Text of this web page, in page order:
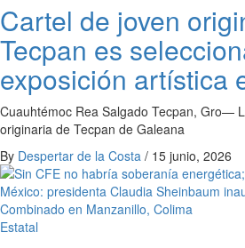
Cartel de joven
Tecpan es
exposición artística
Cuauhtémoc Rea Salgado Tecpan, Gro—
originaria de Tecpan de Galeana
By Despertar de la Costa / 15 junio, 2026
Estatal